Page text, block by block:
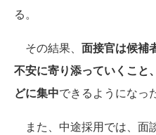
る。
その結果、 面接官は候補
不安に寄り添っていくこと
どに集中できるようになっ
また、中途採用では、面